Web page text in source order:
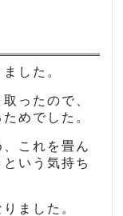
した。
ったので、
めでした。
これを畳ん
いう気持ち
ました。